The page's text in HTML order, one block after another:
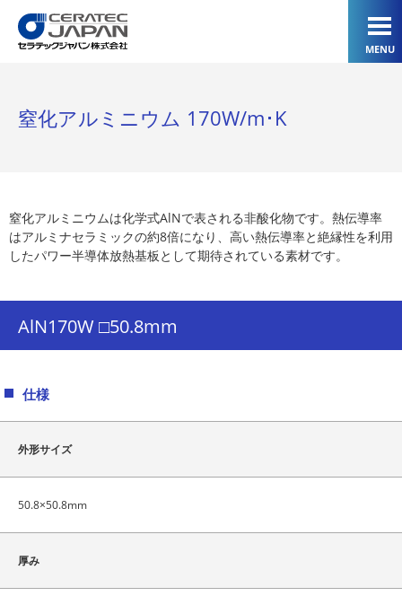
MENU
窒化アルミニウム 170W/m･K
窒化アルミニウムは化学式AlNで表される非酸化物です。熱伝導率
はアルミナセラミックの約8倍になり、高い熱伝導率と絶縁性を利用
したパワー半導体放熱基板として期待されている素材です。
AlN170W □50.8mm
仕様
外形サイズ
50.8×50.8mm
厚み